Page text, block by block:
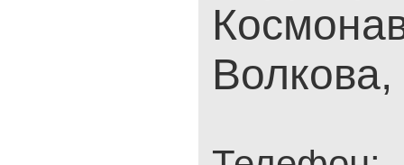
Волкова,